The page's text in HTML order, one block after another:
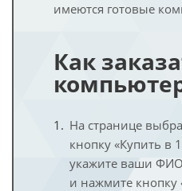
имеются готовые
Как
На странице
кнопку «Купить в
укажите ваши
и нажмите